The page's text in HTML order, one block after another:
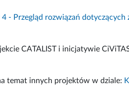
- Przegląd rozwiązań
CATALIST i inicjatywie
temat innych projektów w dziale: